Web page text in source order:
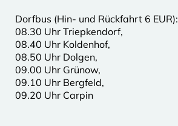
Dorfbus (Hin- und Rückfahrt 6 EUR):
08.30 Uhr Triepkendorf,
08.40 Uhr Koldenhof,
08.50 Uhr Dolgen,
09.00 Uhr Grünow,
09.10 Uhr Bergfeld,
09.20 Uhr Carpin